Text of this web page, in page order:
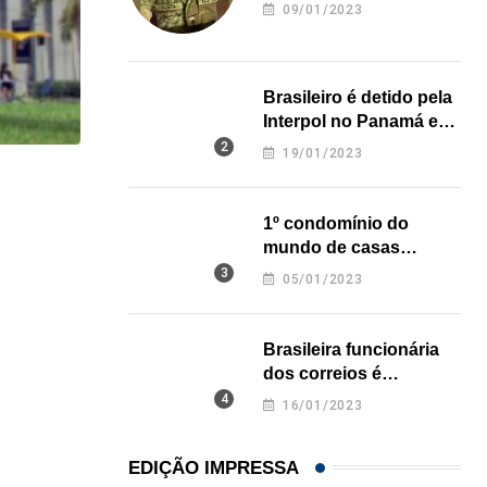
HISTÓRICO
Açaí é reconhecido oficialmente como fruto
09/01/2023
Brasileiro é detido pela
Interpol no Panamá e
pode pegar prisão
19/01/2023
1º condomínio do
mundo de casas
impressas em 3D é
05/01/2023
Brasileira funcionária
dos correios é
assassinada a facadas
16/01/2023
EDIÇÃO IMPRESSA